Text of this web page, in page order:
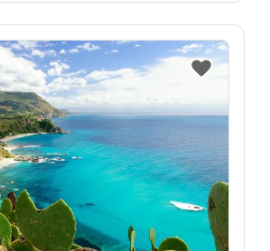
Reise auf